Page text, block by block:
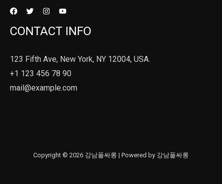
CONTACT INFO
123 Fifth Ave, New York, NY 12004, USA.
+1 123 456 78 90
mail@example.com
Copyright © 2026 강남풀싸롱 | Powered by 강남풀싸롱